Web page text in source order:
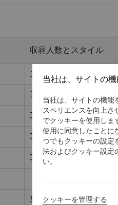
収容人数とスタイル
立食 シアター
1000
300 450
300 450
300 450
50 70
当社は、サイトの
当社は、サイトの機能
スペリエンスを向上さ
でクッキーを使用しま
使用に同意したことに
つでもクッキーの設定
法およびクッキー設定
い。
クッキーを管理する